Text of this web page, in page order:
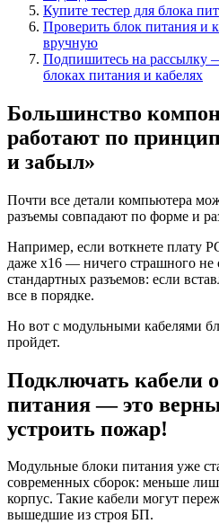
Купите тестер для блока
Проверить блок питания и
вручную
Подпишитесь на рассылку
блоках питания и кабелях
Большинство
работают по
и забыл»
Почти все детали компьютера
разъемы совпадают по форме и
Например, если воткнете плату
даже x16 — ничего страшного не
стандартных разъемов: если
все в порядке.
Но вот с модульными кабелями
пройдет.
Подключать кабели
питания — это
устроить пожар!
Модульные блоки питания уже
современных сборок: меньше
корпус. Такие кабели могут
вышедшие из строя БП.